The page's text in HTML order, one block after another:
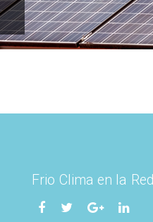
Frio Clima en la Red